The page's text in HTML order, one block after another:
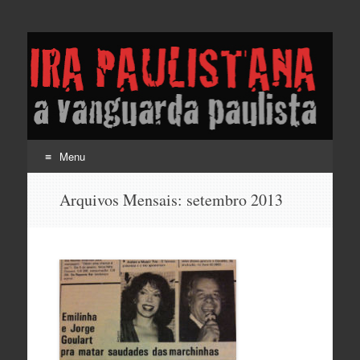
Lira Paulistana e a
vanguarda paulista
Menu
Arquivos Mensais: setembro 2013